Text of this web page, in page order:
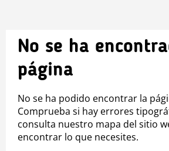
No se ha
página
No se ha podido encontrar la
Comprueba si hay errores
consulta nuestro mapa del sitio
encontrar lo que necesites.